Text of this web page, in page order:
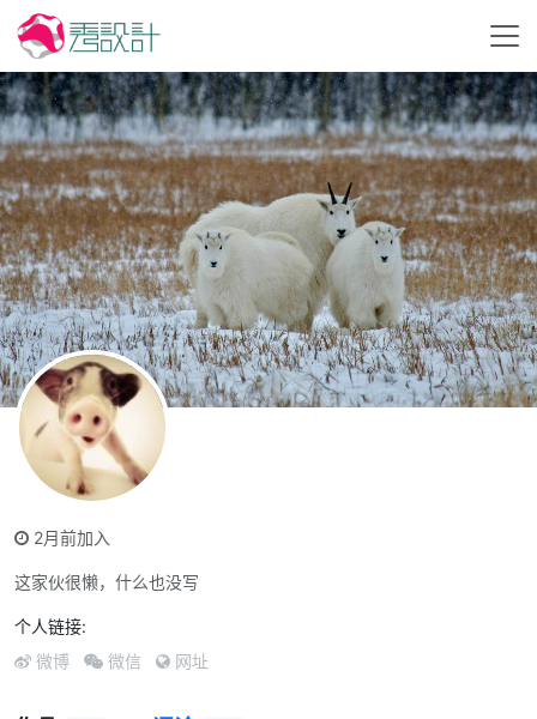
2月前加入
这家伙很懒，什么也没写
个人链接:
微博 微信 网址